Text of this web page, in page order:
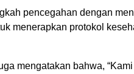
pencegahan dengan
menerapkan protokol
mengatakan bahwa,